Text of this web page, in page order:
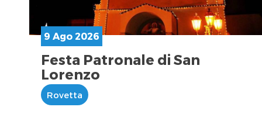
9 Ago 2026
Festa Patronale di San
Lorenzo
Rovetta